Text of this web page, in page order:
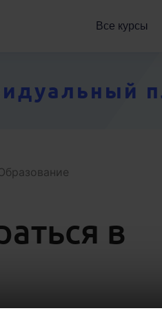
Все курсы
в